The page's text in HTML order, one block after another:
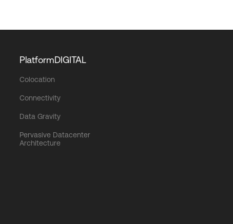
PlatformDIGITAL
Colocation
Connectivity
Data Gravity
Pervasive Datacenter
Architecture